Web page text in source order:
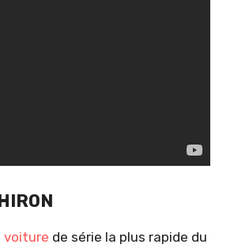
voiture de série la plus rapide du